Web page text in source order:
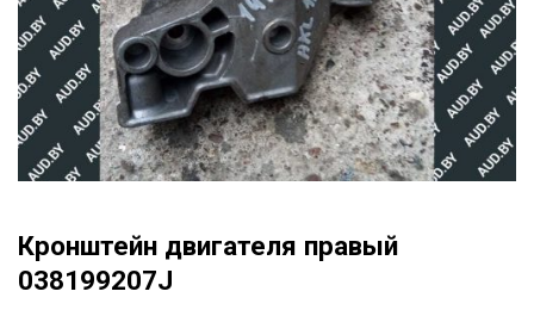
Кронштейн двигателя правый
038199207J